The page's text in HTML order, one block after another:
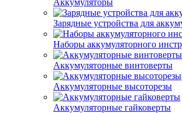
Аккумуляторы
Зарядные устройства для
Наборы аккумуляторного
Аккумуляторные винтоверты
Аккумуляторные высоторезы
Аккумуляторные гайковерты